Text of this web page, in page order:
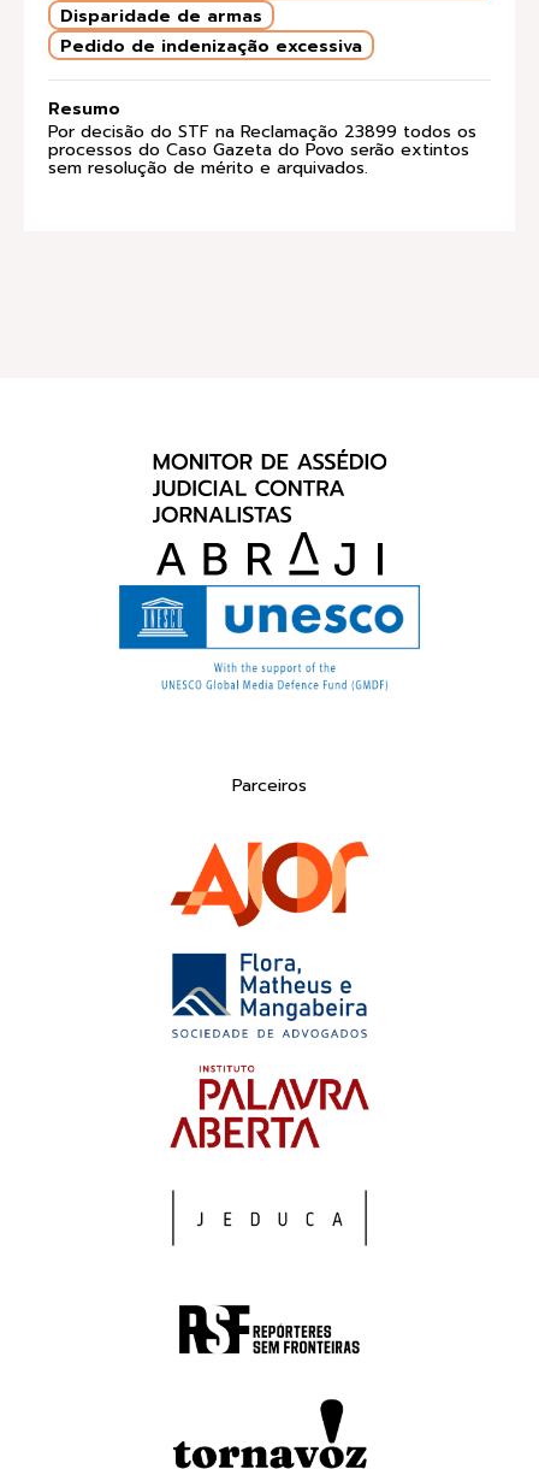
Disparidade de armas
Pedido de indenização excessiva
Resumo
Por decisão do STF na Reclamação 23899 todos os
processos do Caso Gazeta do Povo serão extintos
sem resolução de mérito e arquivados.
Parceiros